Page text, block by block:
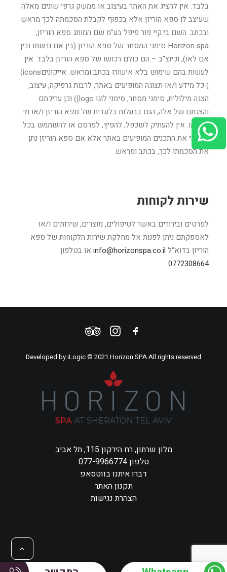
בלבד. אין להציג את האתר בעיצוב או ממשק גרפי שונים מאלה
שעיצב לו ספא הוריזן אלא בכפוף לקבלת הסכמתה לכך מראש
ובכתב. השם בי.קיי פור פיפל בע"מ שם המותג ספא הוריזן,
Horizon spa סימני המסחר של ספא הוריזן (בין אם נרשמו ובין
אם לאו), וכיוצ"ב – הם כולם רכושו של ספא הוריזן בלבד. אין
לעשות בהם שימוש בלא אישורו בכתב ומראש. אייקוניםicons)
) כל מידע ו/או תצוגה המופיעים באתר, לרבות גרפיקה, עיצוב,
הצגה מילולית, סימני מסחר, סימני לוגו logo)) וכן עריכתם
והצגתם של אלה, הנם בבעלות בלעדית של ספא הוריזן ו/או מי
מטעמו. אין להעתיק לשכפל, להפיץ, לפרסם או להשתמש בכל
אמצעי את התכנים המופיעים באתר אלא אם ספא הוריזן נתן
את הסכמתו לכך, בכתב ומראש.
שירות לקוחות
לפרטים ובירורים באשר לטיפולים, מוצרים, שירותים ו/או
לאספקתם ניתן לפנות אל מחלקת שירות הלקוחות של ספא
הוריזן בדוא"ל info@horizonspa.co.il או בטלפון
0772308664
Developed byiLogic© 2021 Horizon SPA All rights reserved
מלון שרתון, רח הירקון 115, תל אביב
טלפון 077-9966774
דברו איתנו בווטסאפ
תקנון האתר
הצהרת נגישות